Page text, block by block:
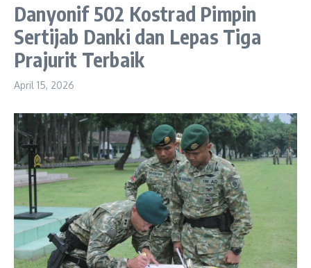
Danyonif 502 Kostrad Pimpin
Sertijab Danki dan Lepas Tiga
Prajurit Terbaik
April 15, 2026